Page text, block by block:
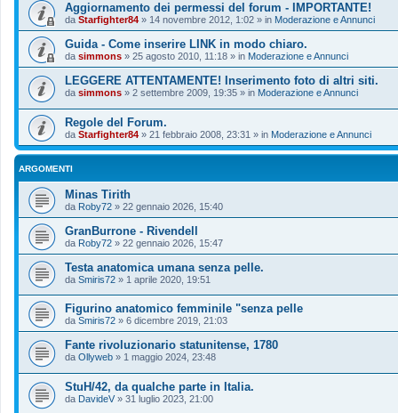
Aggiornamento dei permessi del forum - IMPORTANTE!
da Starfighter84 » 14 novembre 2012, 1:02 » in Moderazione e Annunci
Guida - Come inserire LINK in modo chiaro.
da simmons » 25 agosto 2010, 11:18 » in Moderazione e Annunci
LEGGERE ATTENTAMENTE! Inserimento foto di altri siti.
da simmons » 2 settembre 2009, 19:35 » in Moderazione e Annunci
Regole del Forum.
da Starfighter84 » 21 febbraio 2008, 23:31 » in Moderazione e Annunci
ARGOMENTI
Minas Tirith
da Roby72 » 22 gennaio 2026, 15:40
GranBurrone - Rivendell
da Roby72 » 22 gennaio 2026, 15:47
Testa anatomica umana senza pelle.
da Smiris72 » 1 aprile 2020, 19:51
Figurino anatomico femminile "senza pelle
da Smiris72 » 6 dicembre 2019, 21:03
Fante rivoluzionario statunitense, 1780
da Ollyweb » 1 maggio 2024, 23:48
StuH/42, da qualche parte in Italia.
da DavideV » 31 luglio 2023, 21:00